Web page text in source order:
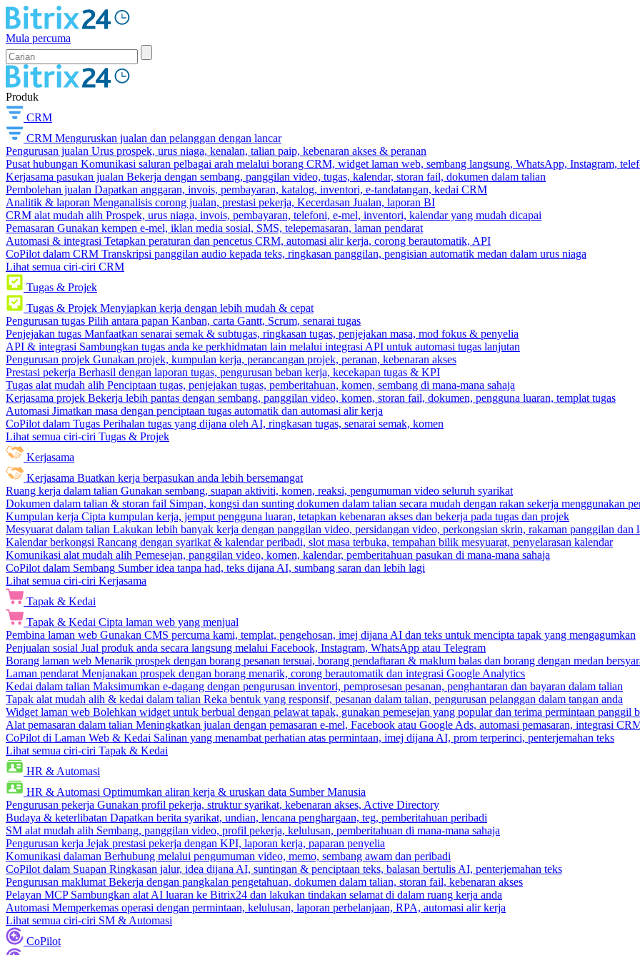
Mula percuma
Produk
CRM
CRM Menguruskan jualan dan pelanggan dengan lancar
Pengurusan jualan Urus prospek, urus niaga, kenalan, talian paip, kebenaran akses & peranan
Pusat hubungan Komunikasi saluran pelbagai arah melalui borang CRM, widget laman web, sembang langsung, WhatsApp, Instagram,
Kerjasama pasukan jualan Bekerja dengan sembang, panggilan video, tugas, kalendar, storan fail, dokumen dalam talian
Pembolehan jualan Dapatkan anggaran, invois, pembayaran, katalog, inventori, e-tandatangan, kedai CRM
Analitik & laporan Menganalisis corong jualan, prestasi pekerja, Kecerdasan Jualan, laporan BI
CRM alat mudah alih Prospek, urus niaga, invois, pembayaran, telefoni, e-mel, inventori, kalendar yang mudah dicapai
Pemasaran Gunakan kempen e-mel, iklan media sosial, SMS, telepemasaran, laman pendarat
Automasi & integrasi Tetapkan peraturan dan pencetus CRM, automasi alir kerja, corong berautomatik, API
CoPilot dalam CRM Transkripsi panggilan audio kepada teks, ringkasan panggilan, pengisian automatik medan dalam urus niaga
Lihat semua ciri-ciri CRM
Tugas & Projek
Tugas & Projek Menyiapkan kerja dengan lebih mudah & cepat
Pengurusan tugas Pilih antara papan Kanban, carta Gantt, Scrum, senarai tugas
Penjejakan tugas Manfaatkan senarai semak & subtugas, ringkasan tugas, penjejakan masa, mod fokus & penyelia
API & integrasi Sambungkan tugas anda ke perkhidmatan lain melalui integrasi API untuk automasi tugas lanjutan
Pengurusan projek Gunakan projek, kumpulan kerja, perancangan projek, peranan, kebenaran akses
Prestasi pekerja Berhasil dengan laporan tugas, pengurusan beban kerja, kecekapan tugas & KPI
Tugas alat mudah alih Penciptaan tugas, penjejakan tugas, pemberitahuan, komen, sembang di mana-mana sahaja
Kerjasama projek Bekerja lebih pantas dengan sembang, panggilan video, komen, storan fail, dokumen, pengguna luaran, templat tugas
Automasi Jimatkan masa dengan penciptaan tugas automatik dan automasi alir kerja
CoPilot dalam Tugas Perihalan tugas yang dijana oleh AI, ringkasan tugas, senarai semak, komen
Lihat semua ciri-ciri Tugas & Projek
Kerjasama
Kerjasama Buatkan kerja berpasukan anda lebih bersemangat
Ruang kerja dalam talian Gunakan sembang, suapan aktiviti, komen, reaksi, pengumuman video seluruh syarikat
Dokumen dalam talian & storan fail Simpan, kongsi dan sunting dokumen dalam talian secara mudah dengan rakan sekerja menggunakan
Kumpulan kerja Cipta kumpulan kerja, jemput pengguna luaran, tetapkan kebenaran akses dan bekerja pada tugas dan projek
Mesyuarat dalam talian Lakukan lebih banyak kerja dengan panggilan video, persidangan video, perkongsian skrin, rakaman panggilan dan
Kalendar berkongsi Rancang dengan syarikat & kalendar peribadi, slot masa terbuka, tempahan bilik mesyuarat, penyelarasan kalendar
Komunikasi alat mudah alih Pemesejan, panggilan video, komen, kalendar, pemberitahuan pasukan di mana-mana sahaja
CoPilot dalam Sembang Sumber idea tanpa had, teks dijana AI, sumbang saran dan lebih lagi
Lihat semua ciri-ciri Kerjasama
Tapak & Kedai
Tapak & Kedai Cipta laman web yang menjual
Pembina laman web Gunakan CMS percuma kami, templat, pengehosan, imej dijana AI dan teks untuk mencipta tapak yang mengagumkan
Penjualan sosial Jual produk anda secara langsung melalui Facebook, Instagram, WhatsApp atau Telegram
Borang laman web Menarik prospek dengan borang pesanan tersuai, borang pendaftaran & maklum balas dan borang dengan medan
Laman pendarat Menjanakan prospek dengan borang menarik, corong berautomatik dan integrasi Google Analytics
Kedai dalam talian Maksimumkan e-dagang dengan pengurusan inventori, pemprosesan pesanan, penghantaran dan bayaran dalam talian
Tapak alat mudah alih & kedai dalam talian Reka bentuk yang responsif, pesanan dalam talian, pengurusan pelanggan dalam tangan anda
Widget laman web Bolehkan widget untuk berbual dengan pelawat tapak, gunakan pemesejan yang popular dan terima permintaan panggil
Alat pemasaran dalam talian Meningkatkan jualan dengan pemasaran e-mel, Facebook atau Google Ads, automasi pemasaran, integrasi
CoPilot di Laman Web & Kedai Salinan yang menambat perhatian atas permintaan, imej dijana AI, prom terperinci, penterjemahan teks
Lihat semua ciri-ciri Tapak & Kedai
HR & Automasi
HR & Automasi Optimumkan aliran kerja & uruskan data Sumber Manusia
Pengurusan pekerja Gunakan profil pekerja, struktur syarikat, kebenaran akses, Active Directory
Budaya & keterlibatan Dapatkan berita syarikat, undian, lencana penghargaan, teg, pemberitahuan peribadi
SM alat mudah alih Sembang, panggilan video, profil pekerja, kelulusan, pemberitahuan di mana-mana sahaja
Pengurusan kerja Jejak prestasi pekerja dengan KPI, laporan kerja, paparan penyelia
Komunikasi dalaman Berhubung melalui pengumuman video, memo, sembang awam dan peribadi
CoPilot dalam Suapan Ringkasan jalur, idea dijana AI, suntingan & penciptaan teks, balasan bertulis AI, penterjemahan teks
Pengurusan maklumat Bekerja dengan pangkalan pengetahuan, dokumen dalam talian, storan fail, kebenaran akses
Pelayan MCP Sambungkan alat AI luaran ke Bitrix24 dan lakukan tindakan selamat di dalam ruang kerja anda
Automasi Memperkemas operasi dengan permintaan, kelulusan, laporan perbelanjaan, RPA, automasi alir kerja
Lihat semua ciri-ciri SM & Automasi
CoPilot